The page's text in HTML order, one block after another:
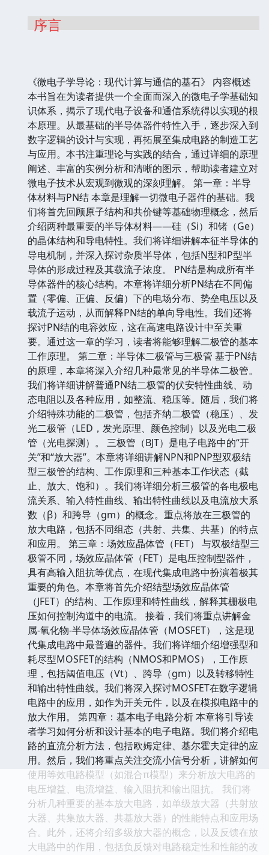
序言
《微电子学导论：现代计算与通信的基石》 内容概述
本书旨在为读者提供一个全面而深入的微电子学基础知
识体系，揭示了现代电子设备和通信系统得以实现的根
本原理。从最基础的半导体器件特性入手，逐步深入到
数字逻辑的设计与实现，再拓展至集成电路的制造工艺
与应用。本书注重理论与实践的结合，通过详细的原理
阐述、丰富的实例分析和清晰的图示，帮助读者建立对
微电子技术从宏观到微观的深刻理解。 第一章：半导
体材料与PN结 本章是理解一切微电子器件的基础。我
们将首先回顾原子结构和共价键等基础物理概念，然后
介绍两种最重要的半导体材料——硅（Si）和锗（Ge）
的晶体结构和导电特性。我们将详细讲解本征半导体的
导电机制，并深入探讨杂质半导体，包括N型和P型半
导体的形成过程及其载流子浓度。 PN结是构成所有半
导体器件的核心结构。本章将详细分析PN结在不同偏
置（零偏、正偏、反偏）下的电场分布、势垒电压以及
载流子运动，从而解释PN结的单向导电性。我们还将
探讨PN结的电容效应，这在高速电路设计中至关重
要。通过这一章的学习，读者将能够理解二极管的基本
工作原理。 第二章：半导体二极管与三极管 基于PN结
的原理，本章将深入介绍几种最常见的半导体二极管。
我们将详细讲解普通PN结二极管的伏安特性曲线、动
态电阻以及各种应用，如整流、稳压等。随后，我们将
介绍特殊功能的二极管，包括齐纳二极管（稳压）、发
光二极管（LED，发光原理、颜色控制）以及光电二极
管（光电探测）。 三极管（BJT）是电子电路中的“开
关”和“放大器”。本章将详细讲解NPN和PNP型双极结
型三极管的结构、工作原理和三种基本工作状态（截
止、放大、饱和）。我们将详细分析三极管的各电极电
流关系、输入特性曲线、输出特性曲线以及电流放大系
数（β）和跨导（gm）的概念。重点将放在三极管的
放大电路，包括不同组态（共射、共集、共基）的特点
和应用。 第三章：场效应晶体管（FET） 与双极结型三
极管不同，场效应晶体管（FET）是电压控制型器件，
具有高输入阻抗等优点，在现代集成电路中扮演着极其
重要的角色。本章将首先介绍结型场效应晶体管
（JFET）的结构、工作原理和特性曲线，解释其栅极电
压如何控制沟道中的电流。 接着，我们将重点讲解金
属-氧化物-半导体场效应晶体管（MOSFET），这是现
代集成电路中最普遍的器件。我们将详细介绍增强型和
耗尽型MOSFET的结构（NMOS和PMOS），工作原
理，包括阈值电压（Vt）、跨导（gm）以及转移特性
和输出特性曲线。我们将深入探讨MOSFET在数字逻辑
电路中的应用，如作为开关元件，以及在模拟电路中的
放大作用。 第四章：基本电子电路分析 本章将引导读
者学习如何分析和设计基本的电子电路。我们将介绍电
路的直流分析方法，包括欧姆定律、基尔霍夫定律的应
用。然后，我们将重点关注交流小信号分析，讲解如何
使用等效电路模型（如混合π模型）来分析放大电路的
电压增益、电流增益、输入阻抗和输出阻抗。 我们将
分析几种重要的基本放大电路，如单级放大器（共射放
大器、共集放大器、共基放大器）的性能特点和应用场
合。此外，还将介绍多级放大器的概念，以及反馈在放
大电路中的作用，包括负反馈对电路稳定性和性能的改